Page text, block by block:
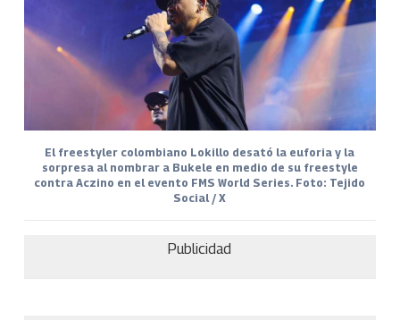
El freestyler colombiano Lokillo desató la euforia y la
sorpresa al nombrar a Bukele en medio de su freestyle
contra Aczino en el evento FMS World Series. Foto: Tejido
Social / X
Publicidad